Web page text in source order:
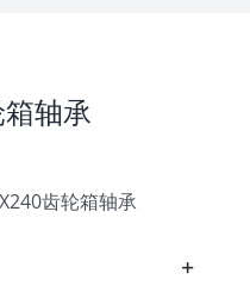
箱轴承
齿轮箱轴承